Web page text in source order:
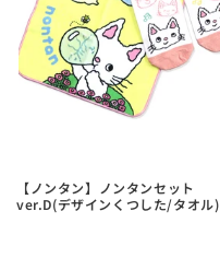
【ノンタン】ノンタンセット
ver.D(デザインくつした/タオル)